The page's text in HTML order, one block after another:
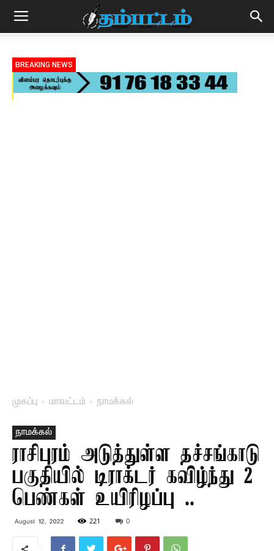
BREAKING NEWS
முகப்பு மாவட்டம் நாமக்கல்
நாமக்கல்
ராசிபுரம் அடுத்துள்ள தச்சங்காடு
பகுதியில் டிராக்டர் கவிழ்ந்து 2
பெண்கள் உயிரிழப்பு ..
August 12, 2022 221 0